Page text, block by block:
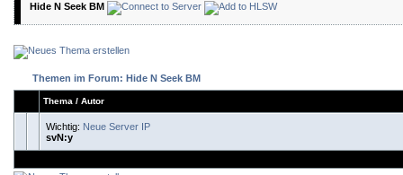
Hide N Seek BM
Themen im Forum: Hide N Seek BM
Thema / Autor
Wichtig: Neue Server IP
svN:y